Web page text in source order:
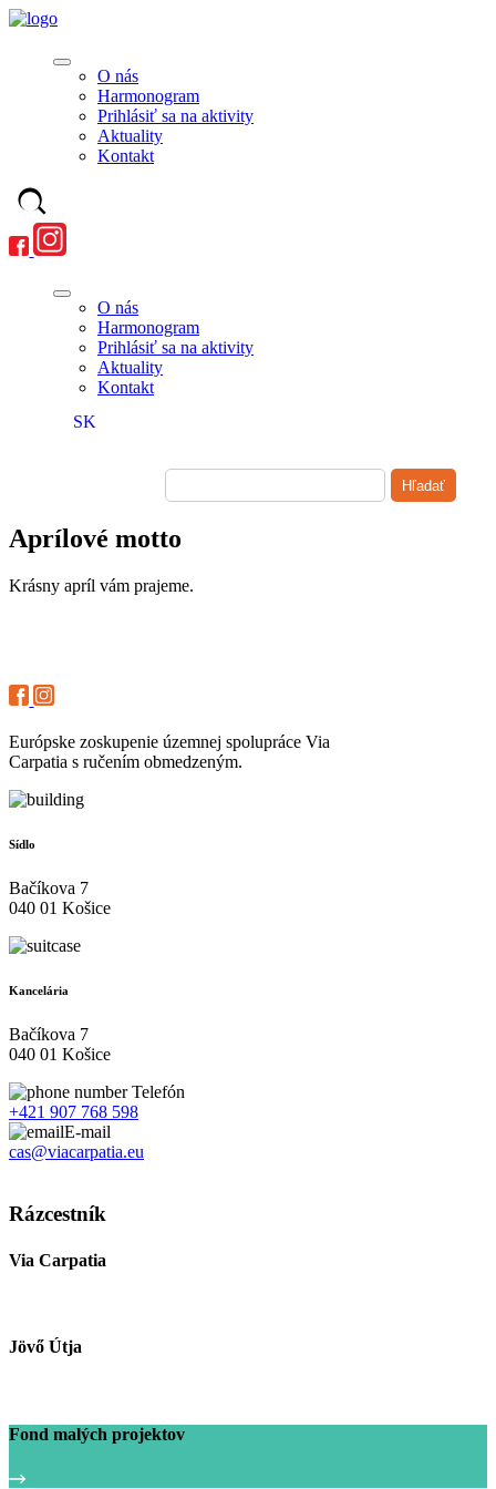
O nás
Harmonogram
Prihlásiť sa na aktivity
Aktuality
Kontakt
O nás
Harmonogram
Prihlásiť sa na aktivity
Aktuality
Kontakt
SK
Aprílové motto
Krásny apríl vám prajeme.
Európske zoskupenie územnej spolupráce Via
Carpatia s ručením obmedzeným.
Sídlo
Bačíkova 7
040 01 Košice
Kancelária
Bačíkova 7
040 01 Košice
Telefón
+421 907 768 598
E-mail
cas@viacarpatia.eu
Rázcestník
Via Carpatia
Jövő Útja
Fond malých projektov